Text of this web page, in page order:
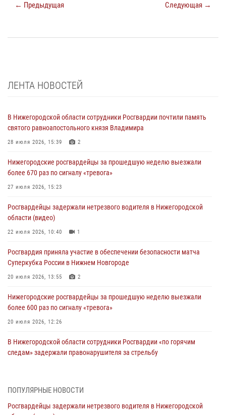
← Предыдущая Следующая →
ЛЕНТА НОВОСТЕЙ
В Нижегородской области сотрудники Росгвардии почтили память
святого равноапостольного князя Владимира
28 июля 2026, 15:39 2
Нижегородские росгвардейцы за прошедшую неделю выезжали
более 670 раз по сигналу «тревога»
27 июля 2026, 15:23
Росгвардейцы задержали нетрезвого водителя в Нижегородской
области (видео)
22 июля 2026, 10:40 1
Росгвардия приняла участие в обеспечении безопасности матча
Суперкубка России в Нижнем Новгороде
20 июля 2026, 13:55 2
Нижегородские росгвардейцы за прошедшую неделю выезжали
более 600 раз по сигналу «тревога»
20 июля 2026, 12:26
В Нижегородской области сотрудники Росгвардии «по горячим
следам» задержали правонарушителя за стрельбу
В Нижегородской области продолжаются мероприятия в рамках
16 июля 2026, 05:00
ПОПУЛЯРНЫЕ НОВОСТИ
Росгвардейцы задержали нетрезвого водителя в Нижегородской